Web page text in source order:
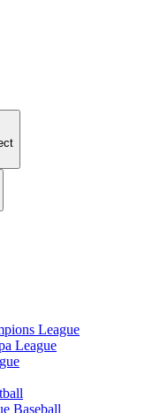
League
League
Baseball